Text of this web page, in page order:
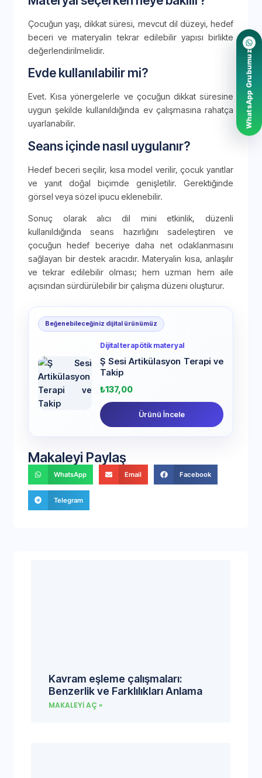
Çocuğun yaşı, dikkat süresi, mevcut dil düzeyi, hedef
beceri ve materyalin tekrar edilebilir yapısı birlikte
değerlendirilmelidir.
Evde kullanılabilir mi?
Evet. Kısa yönergelerle ve çocuğun dikkat süresine
uygun şekilde kullanıldığında ev çalışmasına rahatça
uyarlanabilir.
Seans içinde nasıl uygulanır?
Hedef beceri seçilir, kısa model verilir, çocuk yanıtlar
ve yanıt doğal biçimde genişletilir. Gerektiğinde
görsel veya sözel ipucu eklenebilir.
Sonuç olarak alıcı dil mini etkinlik, düzenli
kullanıldığında seans hazırlığını sadeleştiren ve
çocuğun hedef beceriye daha net odaklanmasını
sağlayan bir destek aracıdır. Materyalin kısa, anlaşılır
ve tekrar edilebilir olması; hem uzman hem aile
açısından sürdürülebilir bir çalışma düzeni oluşturur.
Beğenebileceğiniz dijital ürünümüz
Dijital terapötik materyal
Ş Sesi Artikülasyon Terapi ve
Takip
₺137,00
Ürünü İncele
Makaleyi Paylaş
WhatsApp Email Facebook
Telegram
Kavram eşleme çalışmaları:
Benzerlik ve Farklılıkları Anlama
MAKALEYI AÇ »
WhatsApp Grubumuz